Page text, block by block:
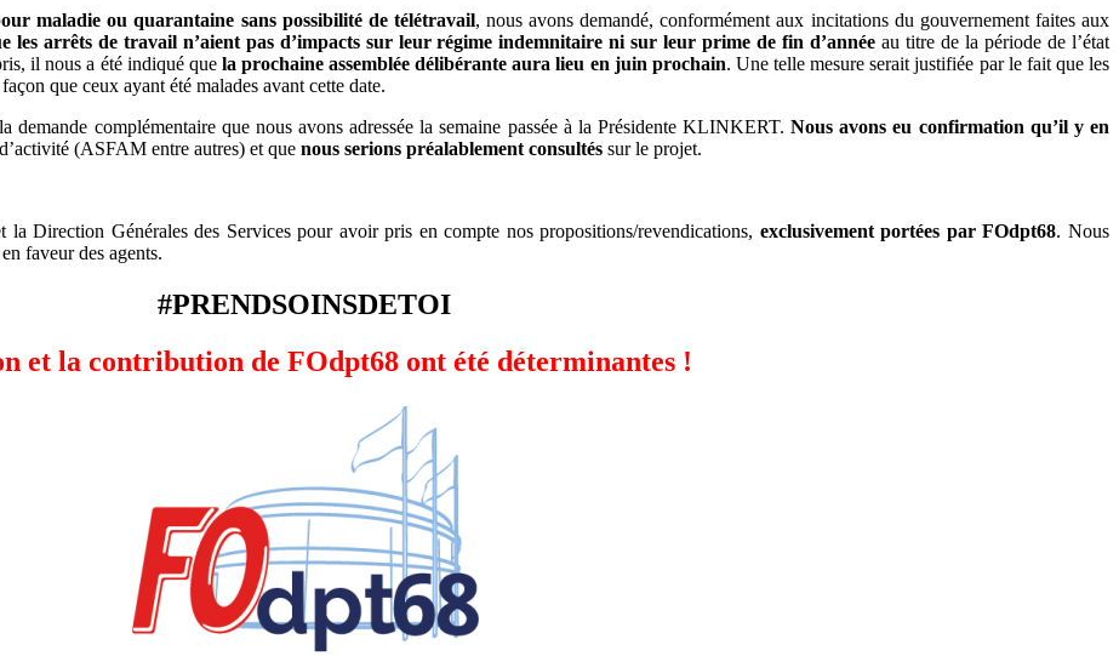
maladie ou quarantaine sans possibilité de télétravail, nous avons demandé, conformément aux incitations du gouvernement faites aux
les arrêts de travail n’aient pas d’impacts sur leur régime indemnitaire ni sur leur prime de fin d’année au titre de la période de l’état
il nous a été indiqué que la prochaine assemblée délibérante aura lieu en juin prochain. Une telle mesure serait justifiée par le fait que les
que ceux ayant été malades avant cette date.
demande complémentaire que nous avons adressée la semaine passée à la Présidente KLINKERT.Nous avons eu confirmation qu’il y en
(ASFAM entre autres) et que nous serions préalablement consultés sur le projet.
Direction Générales des Services pour avoir pris en compte nos propositions/revendications, exclusivement portées par FOdpt68. Nous
faveur des agents.
#PRENDSOINSDETOI
et la contribution de FOdpt68 ont été déterminantes !